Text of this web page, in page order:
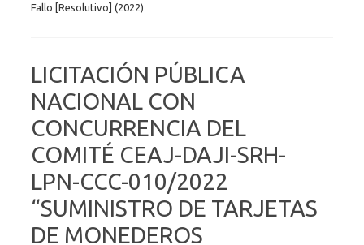
Fallo [Resolutivo] (2022)
LICITACIÓN PÚBLICA
NACIONAL CON
CONCURRENCIA DEL
COMITÉ CEAJ-DAJI-SRH-
LPN-CCC-010/2022
“SUMINISTRO DE TARJETAS
DE MONEDEROS